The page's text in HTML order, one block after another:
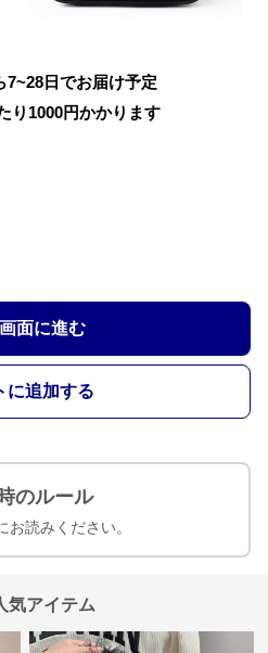
7~28日でお届け予定
り 1000円かかります
面に進む
に追加する
のルール
お読みください。
気アイテム